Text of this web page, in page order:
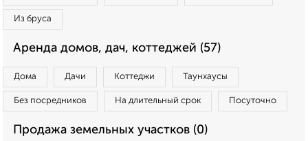
Из бруса
Аренда домов, дач, коттеджей (57)
Дома Дачи Коттеджи Таунхаусы
Без посредников На длительный срок Посуточно
Продажа земельных участков (0)